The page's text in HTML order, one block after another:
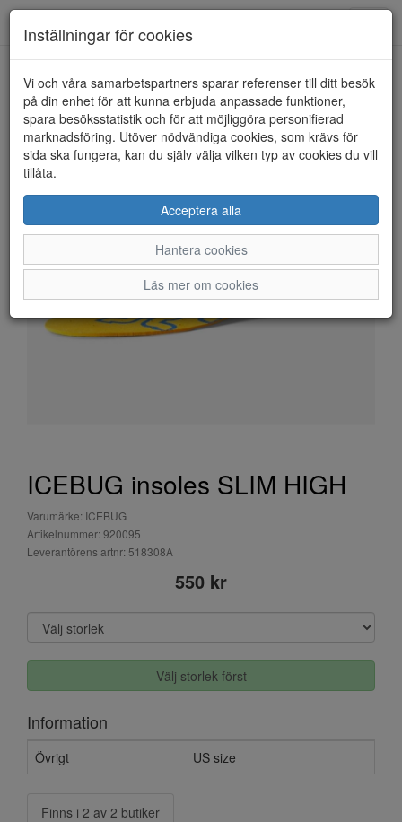
HEM ICEBUG
ICEBUG insoles SLIM HIGH
Varumärke: ICEBUG
Artikelnummer: 920095
Leverantörens artnr: 518308A
550 kr
Välj storlek först
Information
Övrigt US size
Finns i 2 av 2 butiker
Inställningar för cookies
Vi och våra samarbetspartners sparar referenser till ditt besök
på din enhet för att kunna erbjuda anpassade funktioner,
spara besöksstatistik och för att möjliggöra personifierad
marknadsföring. Utöver nödvändiga cookies, som krävs för
sida ska fungera, kan du själv välja vilken typ av cookies du vill
tillåta.
Acceptera alla
Hantera cookies
Läs mer om cookies